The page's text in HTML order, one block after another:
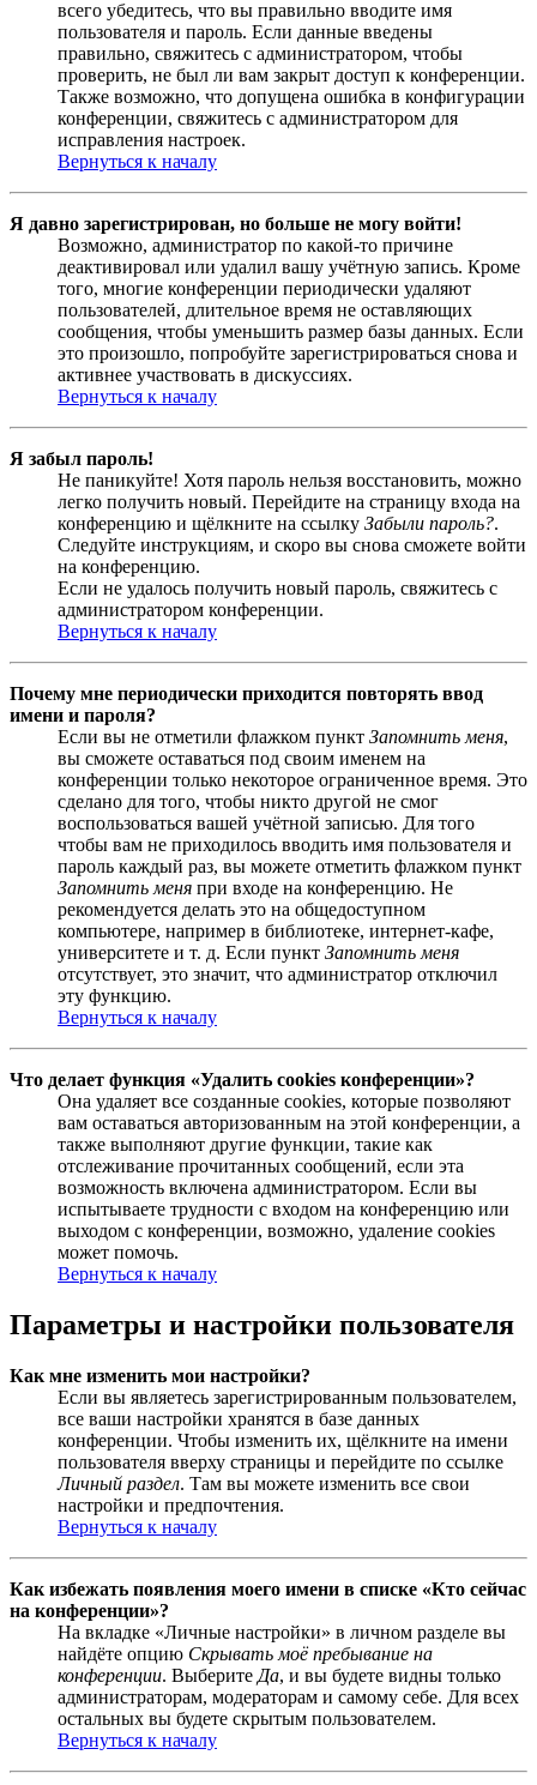
всего убедитесь, что вы правильно вводите имя
пользователя и пароль. Если данные введены
правильно, свяжитесь с администратором, чтобы
проверить, не был ли вам закрыт доступ к конференции.
Также возможно, что допущена ошибка в конфигурации
конференции, свяжитесь с администратором для
исправления настроек.
Вернуться к началу
Я давно зарегистрирован, но больше не могу войти!
Возможно, администратор по какой-то причине
деактивировал или удалил вашу учётную запись. Кроме
того, многие конференции периодически удаляют
пользователей, длительное время не оставляющих
сообщения, чтобы уменьшить размер базы данных. Если
это произошло, попробуйте зарегистрироваться снова и
активнее участвовать в дискуссиях.
Вернуться к началу
Я забыл пароль!
Не паникуйте! Хотя пароль нельзя восстановить, можно
легко получить новый. Перейдите на страницу входа на
конференцию и щёлкните на ссылку Забыли пароль?.
Следуйте инструкциям, и скоро вы снова сможете войти
на конференцию.
Если не удалось получить новый пароль, свяжитесь с
администратором конференции.
Вернуться к началу
Почему мне периодически приходится повторять ввод
имени и пароля?
Если вы не отметили флажком пункт Запомнить меня,
вы сможете оставаться под своим именем на
конференции только некоторое ограниченное время. Это
сделано для того, чтобы никто другой не смог
воспользоваться вашей учётной записью. Для того
чтобы вам не приходилось вводить имя пользователя и
пароль каждый раз, вы можете отметить флажком пункт
Запомнить меня при входе на конференцию. Не
рекомендуется делать это на общедоступном
компьютере, например в библиотеке, интернет-кафе,
университете и т. д. Если пункт Запомнить меня
отсутствует, это значит, что администратор отключил
эту функцию.
Вернуться к началу
Что делает функция «Удалить cookies конференции»?
Она удаляет все созданные cookies, которые позволяют
вам оставаться авторизованным на этой конференции, а
также выполняют другие функции, такие как
отслеживание прочитанных сообщений, если эта
возможность включена администратором. Если вы
испытываете трудности с входом на конференцию или
выходом с конференции, возможно, удаление cookies
может помочь.
Вернуться к началу
Параметры и настройки пользователя
Как мне изменить мои настройки?
Если вы являетесь зарегистрированным пользователем,
все ваши настройки хранятся в базе данных
конференции. Чтобы изменить их, щёлкните на имени
пользователя вверху страницы и перейдите по ссылке
Личный раздел. Там вы можете изменить все свои
настройки и предпочтения.
Вернуться к началу
Как избежать появления моего имени в списке «Кто сейчас
на конференции»?
На вкладке «Личные настройки» в личном разделе вы
найдёте опцию Скрывать моё пребывание на
конференции. Выберите Да, и вы будете видны только
администраторам, модераторам и самому себе. Для всех
остальных вы будете скрытым пользователем.
Вернуться к началу